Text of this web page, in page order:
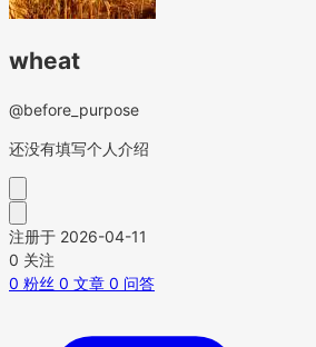
wheat
@before_purpose
还没有填写个人介绍
注册于 2026-04-11
0 关注
0 粉丝 0 文章 0 问答